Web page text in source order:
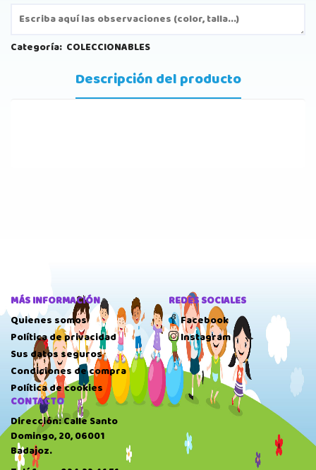
Categoría: COLECCIONABLES
Descripción del producto
MÁS INFORMACIÓN
Quienes somos
Política de privacidad
Sus datos seguros
Condiciones de compra
Política de cookies
REDES SOCIALES
Facebook
Instagram
CONTACTO
Dirección: Calle Santo
Domingo, 20, 06001
Badajoz.